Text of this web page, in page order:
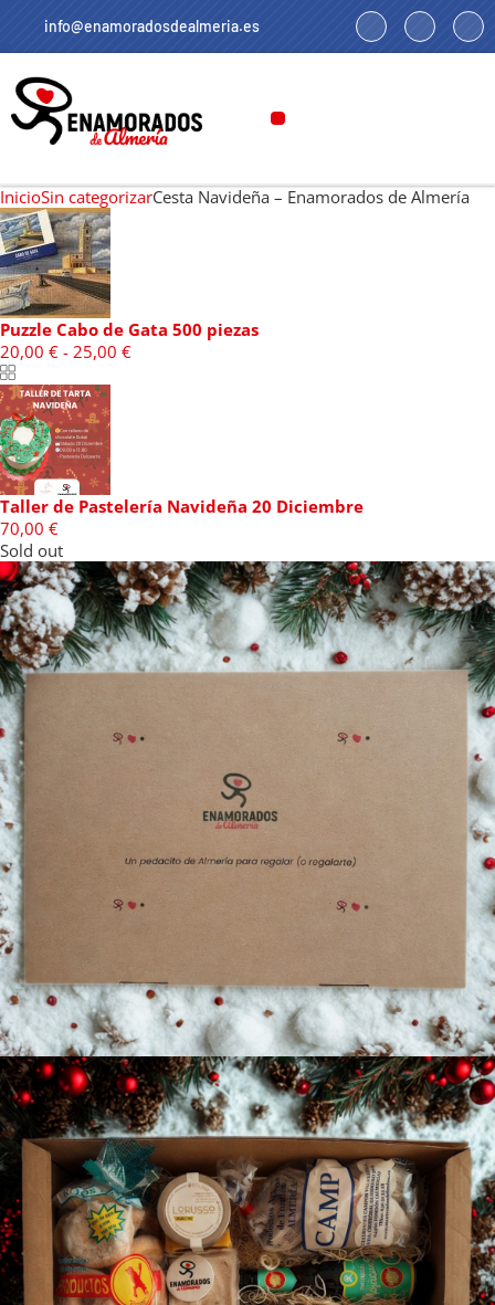
info@enamoradosdealmeria.es
InicioSin categorizarCesta Navideña – Enamorados de Almería
Puzzle Cabo de Gata 500 piezas
20,00 € - 25,00 €
Taller de Pastelería Navideña 20 Diciembre
70,00 €
Sold out